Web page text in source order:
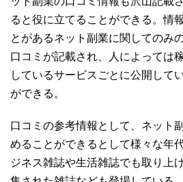
ると役に立てることができる。情
とがあるネット副業に関してのみ
口コミが記載され、人によっては
しているサービスごとに公開して
ができる。
口コミの参考情報として、ネット
めることができるとして様々な年
ジネス雑誌や生活雑誌でも取り上